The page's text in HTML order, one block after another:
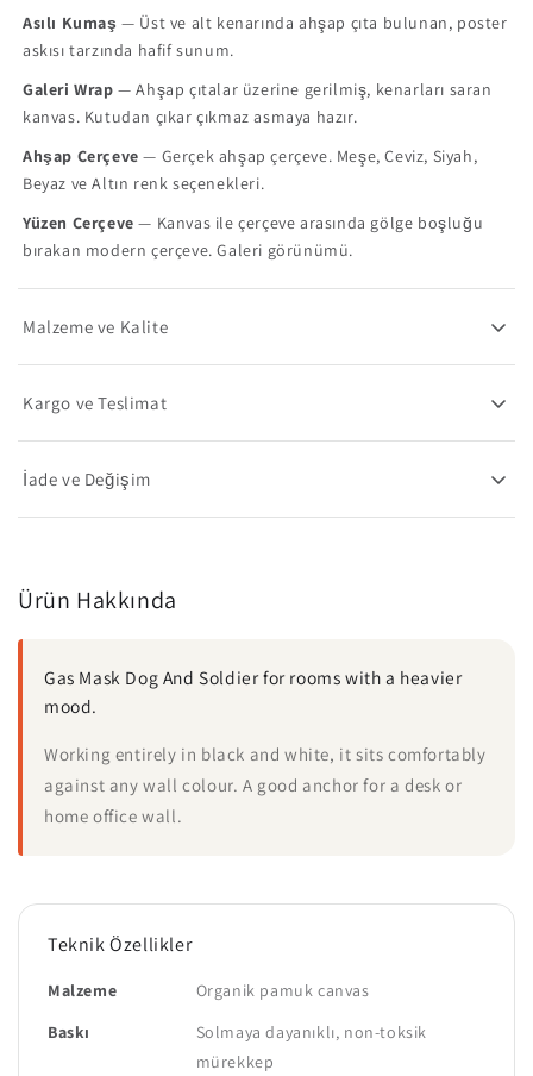
Asılı Kumaş — Üst ve alt kenarında ahşap çıta bulunan, poster
askısı tarzında hafif sunum.
Galeri Wrap — Ahşap çıtalar üzerine gerilmiş, kenarları saran
kanvas. Kutudan çıkar çıkmaz asmaya hazır.
Ahşap Çerçeve — Gerçek ahşap çerçeve. Meşe, Ceviz, Siyah,
Beyaz ve Altın renk seçenekleri.
Yüzen Çerçeve — Kanvas ile çerçeve arasında gölge boşluğu
bırakan modern çerçeve. Galeri görünümü.
Malzeme ve Kalite
Kargo ve Teslimat
İade ve Değişim
Ürün Hakkında
Gas Mask Dog And Soldier for rooms with a heavier
mood.
Working entirely in black and white, it sits comfortably
against any wall colour. A good anchor for a desk or
home office wall.
Teknik Özellikler
Malzeme
Organik pamuk canvas
Baskı
Solmaya dayanıklı, non-toksik
mürekkep